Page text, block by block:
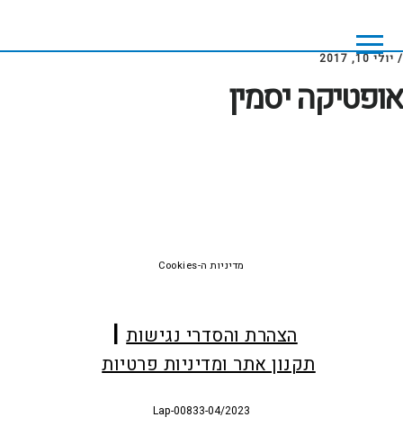
main
content
footer
/ יולי 10, 2017
אופטיקה יסמין
הצהרת והסדרי נגישות
תקנון אתר ומדיניות פרטיות
Lap-00833-04/2023
מדיניות ה-Cookies